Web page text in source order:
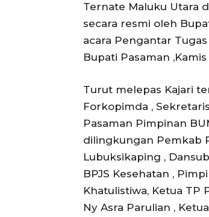
Ternate Maluku Utara
secara resmi oleh
acara Pengantar
Bupati Pasaman
Turut melepas Kajari
Forkopimda ,
Pasaman Pimpinan
dilingkungan Pemkab
Lubuksikaping ,
BPJS Kesehatan ,
Khatulistiwa, Ketua TP
Ny Asra Parulian ,